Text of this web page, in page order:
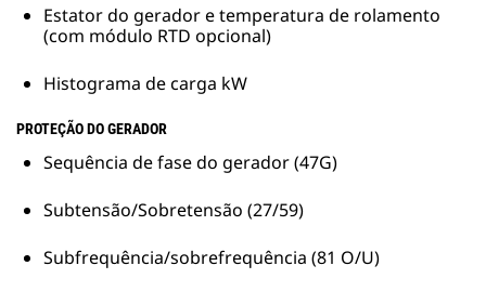
Estator do gerador e temperatura de rolamento
(com módulo RTD opcional)
Histograma de carga kW
PROTEÇÃO DO GERADOR
Sequência de fase do gerador (47G)
Subtensão/Sobretensão (27/59)
Subfrequência/sobrefrequência (81 O/U)